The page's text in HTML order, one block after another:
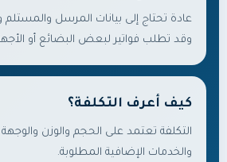
عادة تحتاج إلى بيانات المرسل والمستلم
وقد تطلب فواتير لبعض البضائع أو
كيف أعرف التكلفة؟
التكلفة تعتمد على الحجم والوزن
والخدمات الإضافية المطلوبة.